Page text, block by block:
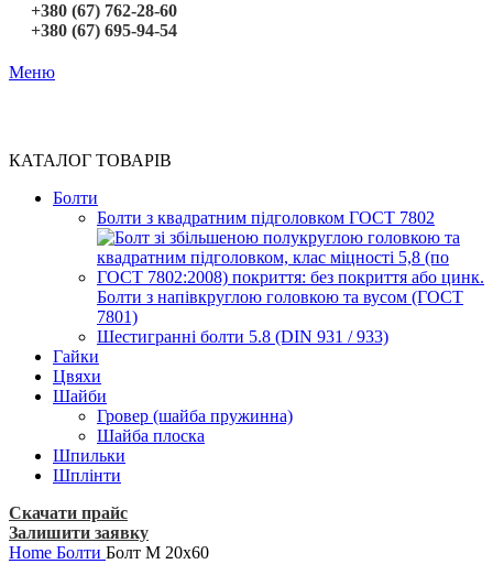
+380 (67) 762-28-60
+380 (67) 695-94-54
Меню
КАТАЛОГ ТОВАРІВ
Болти
Болти з квадратним підголовком ГОСТ 7802
Болти з напівкруглою головкою та вусом (ГОСТ
7801)
Шестигранні болти 5.8 (DIN 931 / 933)
Гайки
Цвяхи
Шайби
Гровер (шайба пружинна)
Шайба плоска
Шпильки
Шплінти
Скачати прайс
Залишити заявку
Home Болти Болт М 20х60